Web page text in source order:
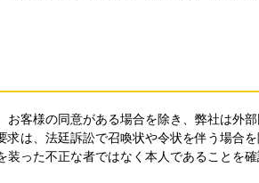
お客様の同意がある場合を除き、弊社は外
求は、法廷訴訟で召喚状や令状を伴う場合
装った不正な者ではなく本人であることを確